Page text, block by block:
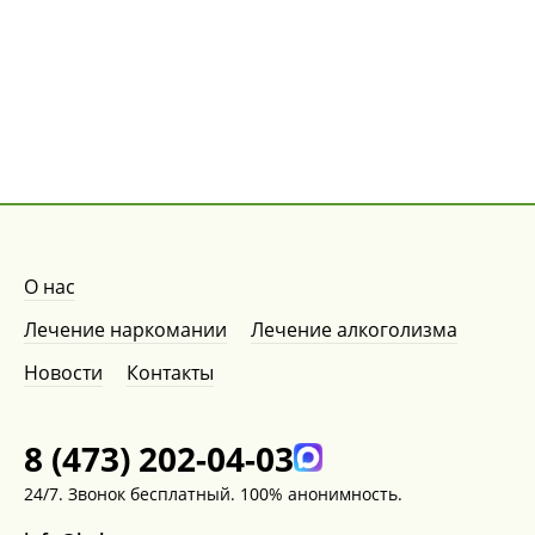
О нас
Лечение наркомании
Лечение алкоголизма
Новости
Контакты
8 (473) 202-04-03
24/7. Звонок бесплатный. 100% анонимность.